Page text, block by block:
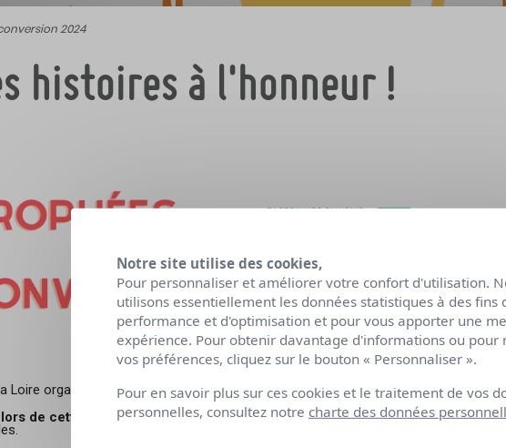
2024
histoires à l'honneur !
Loire organise la deuxième édition des «Trophées de la Reconversion » qui se
de cette soirée ?Mettre à l’honneurVOSplus belles histoires de
Notre site utilise des cookies,
Pour personnaliser et améliorer votre confort d'utilisation.
utilisons essentiellement les données statistiques à des fins
performance et d'optimisation et pour vous apporter une
expérience. Pour obtenir davantage d'informations ou pour
vos préférences, cliquez sur le bouton « Personnaliser ».
Pour en savoir plus sur ces cookies et le traitement de vos
personnelles, consultez notre charte des données